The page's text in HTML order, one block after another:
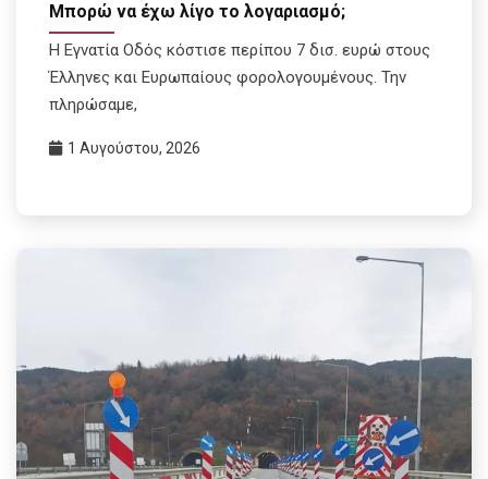
Μπορώ να έχω λίγο το λογαριασμό;
Η Εγνατία Οδός κόστισε περίπου 7 δισ. ευρώ στους
Έλληνες και Ευρωπαίους φορολογουμένους. Την
πληρώσαμε,
1 Αυγούστου, 2026